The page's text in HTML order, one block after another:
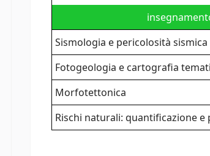
Sismologia e pericolosità sismica
Fotogeologia e cartografia
Morfotettonica
Rischi naturali: quantificazione e